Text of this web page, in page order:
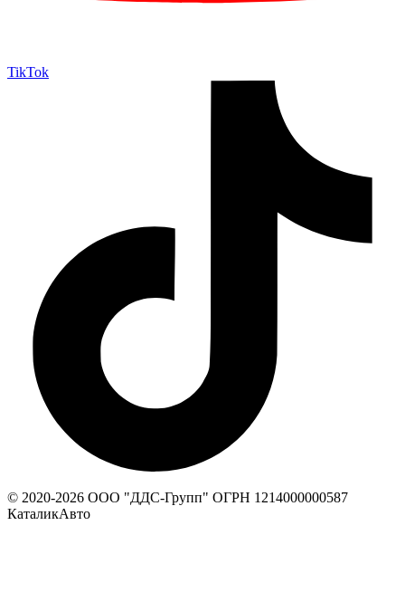
TikTok
© 2020-2026 ООО "ДДС-Групп" ОГРН 1214000000587
КаталикАвто